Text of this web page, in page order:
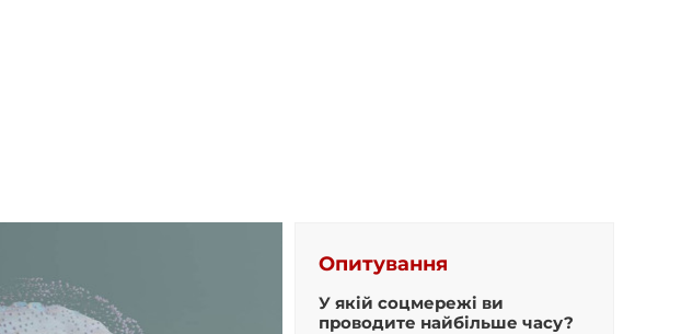
Опитування
У якій соцмережі ви
проводите найбільше часу?